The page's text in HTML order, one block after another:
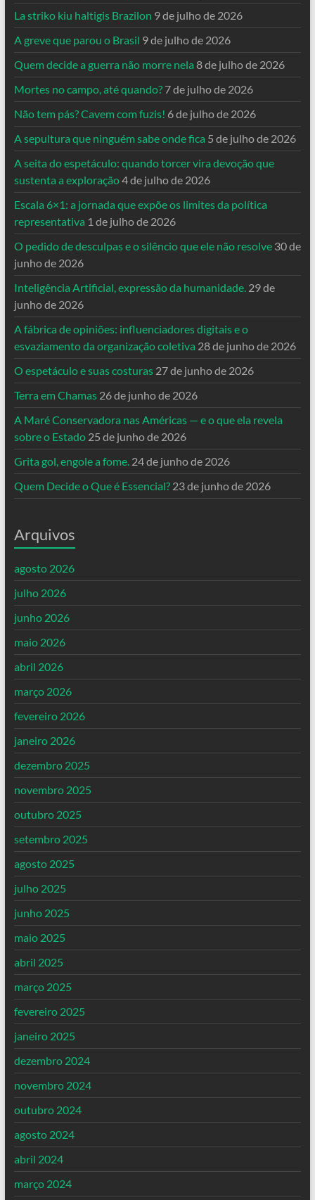
La striko kiu haltigis Brazilon 9 de julho de 2026
A greve que parou o Brasil 9 de julho de 2026
Quem decide a guerra não morre nela 8 de julho de 2026
Mortes no campo, até quando? 7 de julho de 2026
Não tem pás? Cavem com fuzis! 6 de julho de 2026
A sepultura que ninguém sabe onde fica 5 de julho de 2026
A seita do espetáculo: quando torcer vira devoção que
sustenta a exploração4 de julho de 2026
Escala 6×1: a jornada que expõe os limites da política
representativa 1 de julho de 2026
O pedido de desculpas e o silêncio que ele não resolve 30 de
junho de 2026
Inteligência Artificial, expressão da humanidade. 29 de
junho de 2026
A fábrica de opiniões: influenciadores digitais e o
esvaziamento da organização coletiva 28 de junho de 2026
O espetáculo e suas costuras 27 de junho de 2026
Terra em Chamas 26 de junho de 2026
A Maré Conservadora nas Américas — e o que ela revela
sobre o Estado 25 de junho de 2026
Grita gol, engole a fome. 24 de junho de 2026
Quem Decide o Que é Essencial? 23 de junho de 2026
Arquivos
agosto 2026
julho 2026
junho 2026
maio 2026
abril 2026
março 2026
fevereiro 2026
janeiro 2026
dezembro 2025
novembro 2025
outubro 2025
setembro 2025
agosto 2025
julho 2025
junho 2025
maio 2025
abril 2025
março 2025
fevereiro 2025
janeiro 2025
dezembro 2024
novembro 2024
outubro 2024
agosto 2024
abril 2024
março 2024